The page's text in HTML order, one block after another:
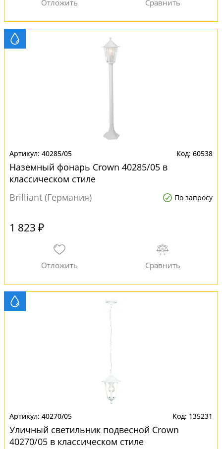
40285/05 60538
Наземный фонарь Crown 40285/05 в
классическом стиле
Brilliant (Германия)
По запросу
1 823 ₽
40270/05 135231
Уличный светильник подвесной Crown
40270/05 в классическом стиле